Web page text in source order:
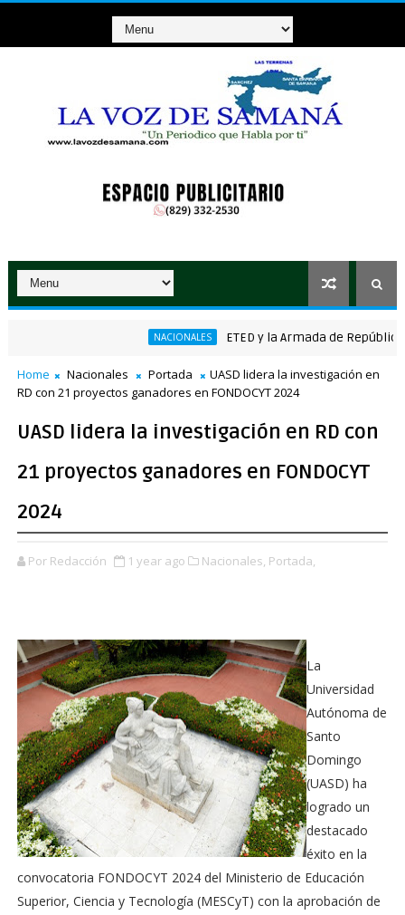
NACIONALES ETED y la Armada de República
ganador de RD$37 millones con el Loto
Home Nacionales Portada
UASD lidera la investigación en
RD con 21 proyectos ganadores en FONDOCYT 2024
UASD lidera la investigación en RD con
21 proyectos ganadores en FONDOCYT
2024
Por Redacción 1 year ago Nacionales, Portada,
La
Universidad
Autónoma de
Santo
Domingo
(UASD) ha
logrado un
destacado
éxito en la
convocatoria FONDOCYT 2024 del Ministerio de Educación
Superior, Ciencia y Tecnología (MESCyT) con la aprobación de